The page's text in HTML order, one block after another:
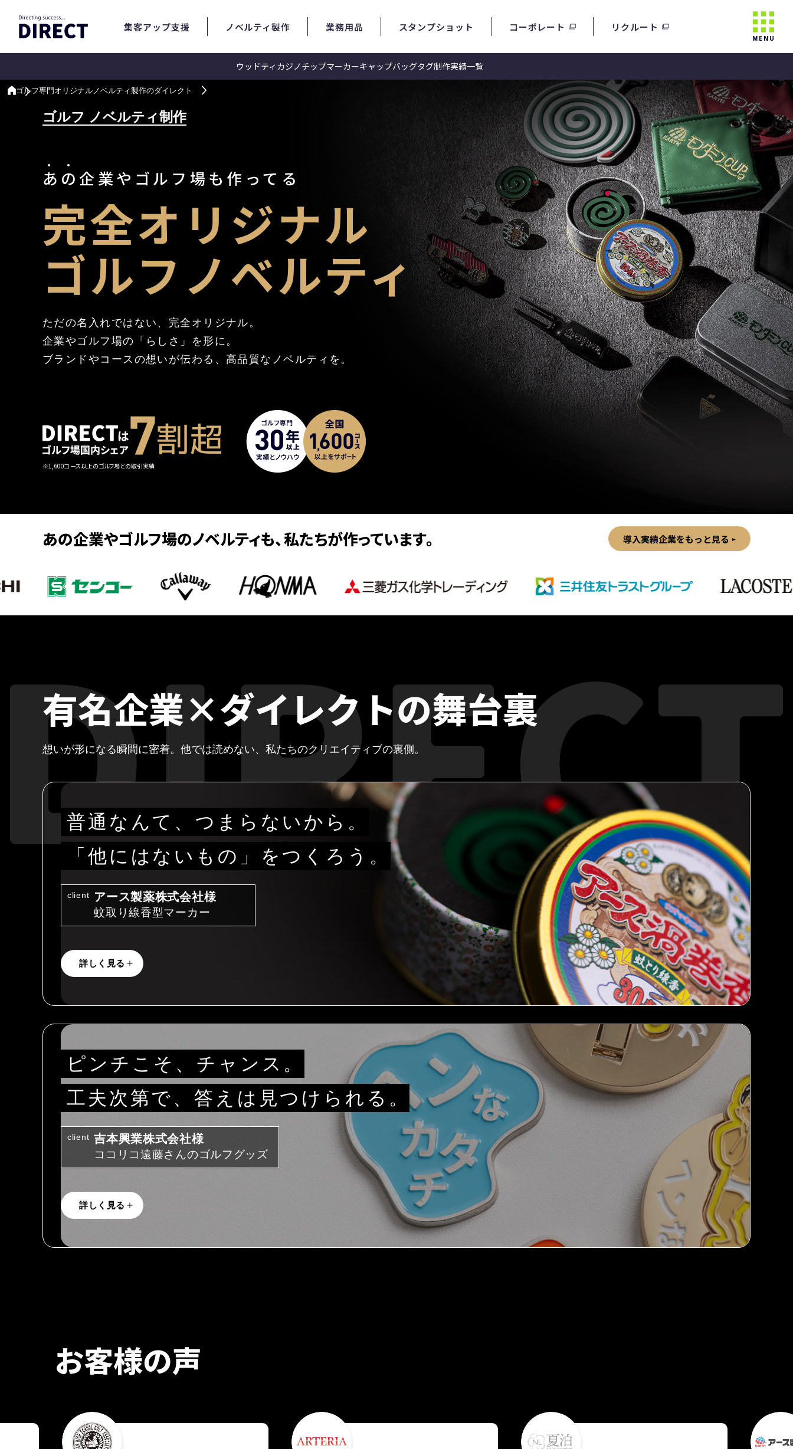
集客アップ支援 ノベルティ製作
ウッドティ カジノチップマーカーキャップバッグタグ制作実績一覧
業務用品 スタンプショット コーポレート リクルート
MENU
ゴルフ専門オリジナルノベルティ製作のダイレクト
ゴルフ ノベルティ制作
あ の 企業やゴルフ場も作ってる
完全オリジナル
ゴルフノベルティ
ただの名入れではない、完全オリジナル。
企業やゴルフ場の「らしさ」を形に。
ブランドやコースの想いが伝わる、高品質なノベルティを。
※1,600コース以上のゴルフ場との取引実績
あの企業やゴルフ場のノベルティも、私たちが作っています。 導入実績企業をもっと見る
有名企業×ダイレクトの舞台裏
想いが形になる瞬間に密着。 他では読めない、 私たちのクリエイティブの裏側。
普通なんて、つまらないから。
「他にはないもの」をつくろう。
client アース製薬株式会社様
蚊取り線香型マーカー
詳しく見る
ピンチこそ、チャンス。
工夫次第で、答えは見つけられる。
client 吉本興業株式会社様
ココリコ遠藤さんのゴルフグッズ
詳しく見る
お客様の声